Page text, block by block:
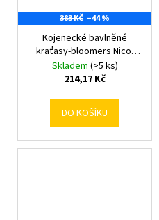
383 KČ –44 %
Kojenecké bavlněné
kraťasy-bloomers Nicol
Dinosaur 0-3 m
Skladem (>5 ks)
214,17 Kč
DO KOŠÍKU